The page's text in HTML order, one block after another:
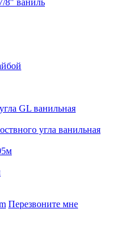
8" ваниль
GL ванильная
угла ванильная
Перезвоните мне